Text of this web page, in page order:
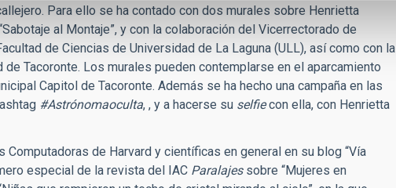
Para ello se ha contado con dos murales sobre Henrietta
al Montaje”, y con la colaboración del Vicerrectorado de
de Ciencias de Universidad de La Laguna (ULL), así como con la
Tacoronte. Los murales pueden contemplarse en el aparcamiento
Capitol de Tacoronte. Además se ha hecho una campaña en las
#Astrónomaoculta, , y a hacerse su selfiecon ella, con Henrietta
de Harvard y científicas en general en su blog “Vía
especial de la revista del IAC Paralajessobre “Mujeres en